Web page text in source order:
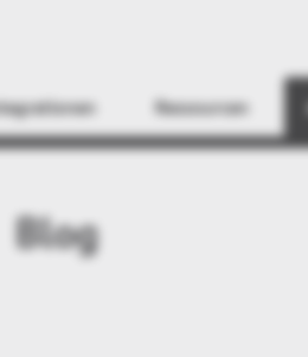
Ressourcen
Blog